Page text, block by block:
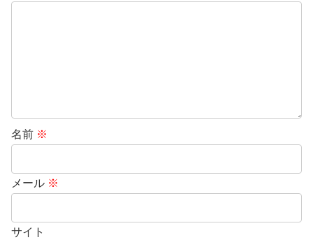
名前 ※
メール ※
サイト